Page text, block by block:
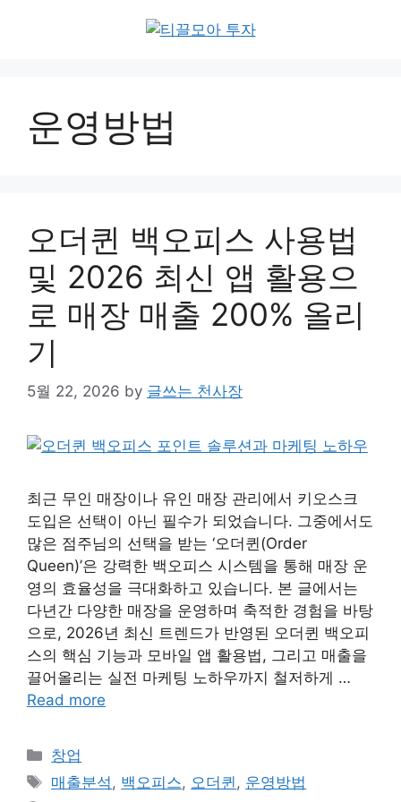
운영방법
오더퀸 백오피스 사용법
및 2026 최신 앱 활용으
로 매장 매출 200% 올리
기
5월 22, 2026 by 글쓰는 천사장
최근 무인 매장이나 유인 매장 관리에서 키오스크
도입은 선택이 아닌 필수가 되었습니다. 그중에서도
많은 점주님의 선택을 받는 ‘오더퀸(Order
Queen)’은 강력한 백오피스 시스템을 통해 매장 운
영의 효율성을 극대화하고 있습니다. 본 글에서는
다년간 다양한 매장을 운영하며 축적한 경험을 바탕
으로, 2026년 최신 트렌드가 반영된 오더퀸 백오피
스의 핵심 기능과 모바일 앱 활용법, 그리고 매출을
끌어올리는 실전 마케팅 노하우까지 철저하게 …
Read more
Categories
창업
Tags
매출분석, 백오피스, 오더퀸, 운영방법